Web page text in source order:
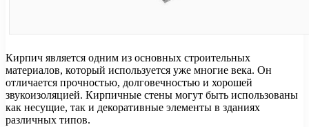
Кирпич является одним из основных строительных
материалов, который используется уже многие века. Он
отличается прочностью, долговечностью и хорошей
звукоизоляцией. Кирпичные стены могут быть использованы
как несущие, так и декоративные элементы в зданиях
различных типов.